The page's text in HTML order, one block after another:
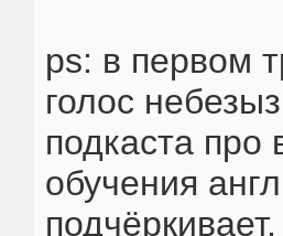
ps: в первом
голос
подкаста про
обучения